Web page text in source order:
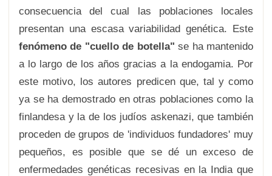
consecuencia del cual las poblaciones locales
presentan una escasa variabilidad genética. Este
fenómeno de "cuello de botella" se ha mantenido
a lo largo de los años gracias a la endogamia. Por
este motivo, los autores predicen que, tal y como
ya se ha demostrado en otras poblaciones como la
finlandesa y la de los judíos askenazi, que también
proceden de grupos de 'individuos fundadores' muy
pequeños, es posible que se dé un exceso de
enfermedades genéticas recesivas en la India que